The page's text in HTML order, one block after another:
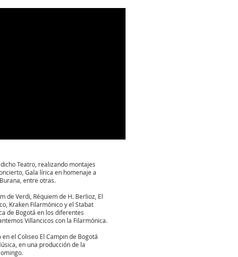
Teatro, realizando montajes
Gala lírica en homenaje a
entre otras.
de Verdi, Réquiem de H. Berlioz, El
Kraken Filarmónico y el Stabat
de Bogotá en los diferentes
Villancicos con la Filarmónica.
el Coliseo El Campin de Bogotá
en una producción de la